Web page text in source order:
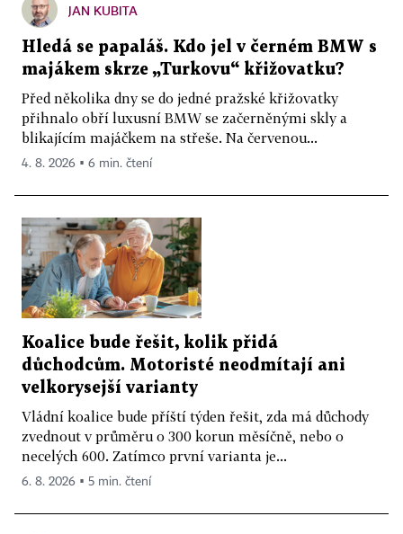
JAN KUBITA
Hledá se papaláš. Kdo jel v černém BMW s
majákem skrze „Turkovu“ křižovatku?
Před několika dny se do jedné pražské křižovatky
přihnalo obří luxusní BMW se začerněnými skly a
blikajícím majáčkem na střeše. Na červenou...
4. 8. 2026 ▪ 6 min. čtení
Koalice bude řešit, kolik přidá
důchodcům. Motoristé neodmítají ani
velkorysejší varianty
Vládní koalice bude příští týden řešit, zda má důchody
zvednout v průměru o 300 korun měsíčně, nebo o
necelých 600. Zatímco první varianta je...
6. 8. 2026 ▪ 5 min. čtení